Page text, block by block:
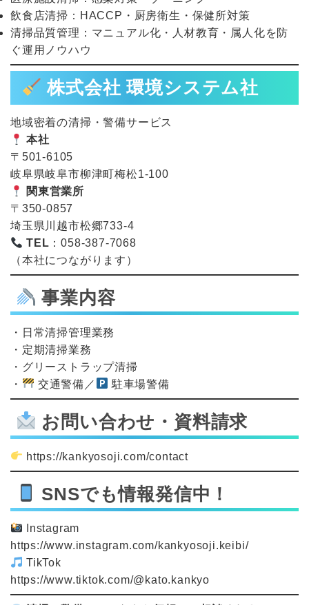
飲食店清掃：HACCP・厨房衛生・保健所対策
清掃品質管理：マニュアル化・人材教育・属人化を防
ぐ運用ノウハウ
株式会社 環境システム社
地域密着の清掃・警備サービス
本社
〒501-6105
岐阜県岐阜市柳津町梅松1-100
関東営業所
〒350-0857
埼玉県川越市松郷733-4
TEL ：058-387-7068
（本社につながります）
事業内容
・日常清掃管理業務
・定期清掃業務
・グリーストラップ清掃
・
交通警備／ 駐車場警備
お問い合わせ・資料請求
https://kankyosoji.com/contact
SNSでも情報発信中！
Instagram
https://www.instagram.com/kankyosoji.keibi/
TikTok
https://www.tiktok.com/@kato.kankyo